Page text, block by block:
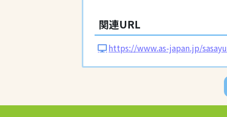
関連URL
https://www.as-japan.jp/